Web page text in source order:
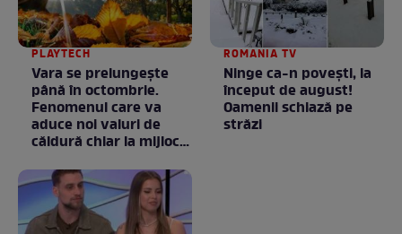
PLAYTECH
Vara se prelungeşte
până în octombrie.
Fenomenul care va
aduce noi valuri de
căldură chiar la mijlocul
ROMANIA TV
Ninge ca-n povești, la
început de august!
Oamenii schiază pe
străzi